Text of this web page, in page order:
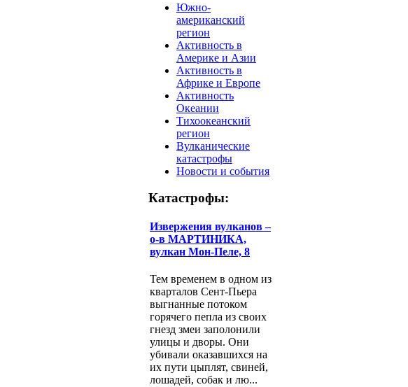
Южно-
американский
регион
Активность в
Америке и Азии
Активность в
Африке и Европе
Активность
Океании
Тихоокеанский
регион
Вулканические
катастрофы
Новости и события
Катастрофы:
Извержения вулканов –
о-в МАРТИНИКА,
вулкан Мон-Пеле, 8
Тем временем в одном из
кварталов Сент-Пьера
выгнанные потоком
горячего пепла из своих
гнезд змеи заполонили
улицы и дворы. Они
убивали оказавшихся на
их пути цыплят, свиней,
лошадей, собак и лю...